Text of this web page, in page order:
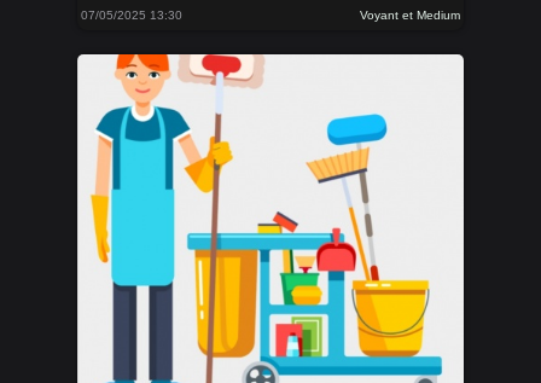
07/05/2025 13:30 Voyant et Medium